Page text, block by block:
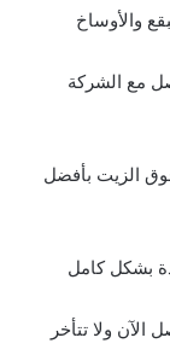
والأوساخ
مع الشركة
الزيت بأفضل
بشكل كامل
الآن ولا تتأخر